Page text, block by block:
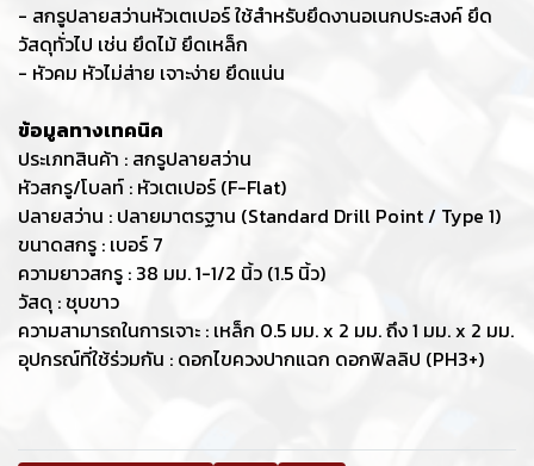
- สกรูปลายสว่านหัวเตเปอร์ ใช้สำหรับยึดงานอเนกประสงค์ ยึด
วัสดุทั่วไป เช่น ยึดไม้ ยึดเหล็ก
- หัวคม หัวไม่ส่าย เจาะง่าย ยึดแน่น
ข้อมูลทางเทคนิค
ประเภทสินค้า : สกรูปลายสว่าน
หัวสกรู/โบลท์ : หัวเตเปอร์ (F-Flat)
ปลายสว่าน : ปลายมาตรฐาน (Standard Drill Point / Type 1)
ขนาดสกรู : เบอร์ 7
ความยาวสกรู : 38 มม. 1-1/2 นิ้ว (1.5 นิ้ว)
วัสดุ : ชุบขาว
ความสามารถในการเจาะ : เหล็ก 0.5 มม. x 2 มม. ถึง 1 มม. x 2 มม.
อุปกรณ์ที่ใช้ร่วมกัน : ดอกไขควงปากแฉก ดอกฟิลลิป (PH3+)